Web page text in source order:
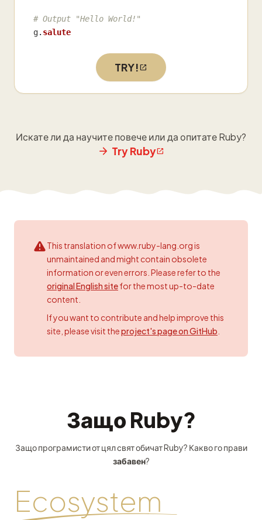
# Output "Hello World!"
g. salute
TRY!
Искате ли да научите повече или да опитате Ruby?
Try Ruby
This translation of www.ruby-lang.org is
unmaintained and might contain obsolete
information or even errors. Please refer to the
original English sitefor the most up-to-date
content.
If you want to contribute and help improve this
site, please visit theproject's page on GitHub
Защо Ruby?
Защо програмисти от цял свят обичат Ruby? Какво го прави
забавен?
Ecosystem